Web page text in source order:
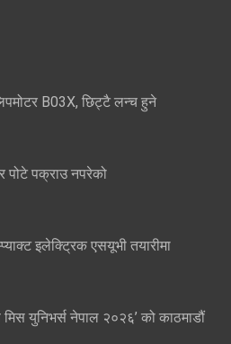
B03X, छिट्टै लन्च हुने
पोटे पक्राउ नपरेको
इलेक्ट्रिक एसयूभी तयारीमा
मिस युनिभर्स नेपाल २०२६’ को काठमाडौं